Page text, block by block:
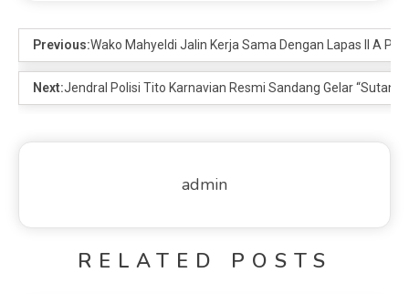
Previous:Wako Mahyeldi Jalin Kerja Sama Dengan Lapas II A
Next:Jendral Polisi Tito Karnavian Resmi Sandang Gelar “Sutan
admin
RELATED POSTS